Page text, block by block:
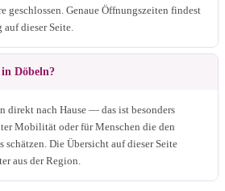
geschlossen. Genaue Öffnungszeiten findest
dieser Seite.
Döbeln?
direkt nach Hause — das ist besonders
Mobilität oder für Menschen die den
schätzen. Die Übersicht auf dieser Seite
aus der Region.